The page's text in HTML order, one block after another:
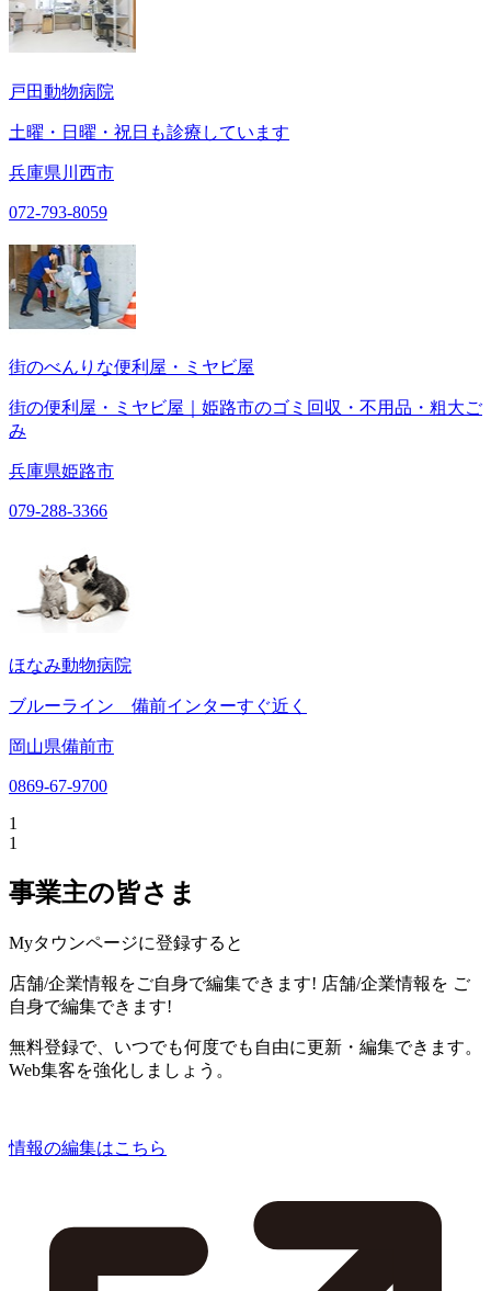
戸田動物病院
土曜・日曜・祝日も診療しています
兵庫県川西市
072-793-8059
街のべんりな便利屋・ミヤビ屋
街の便利屋・ミヤビ屋｜姫路市のゴミ回収・不用品・粗大ご
み
兵庫県姫路市
079-288-3366
ほなみ動物病院
ブルーライン 備前インターすぐ近く
岡山県備前市
0869-67-9700
1
1
事業主の皆さま
Myタウンページに登録すると
店舗/企業情報をご自身で編集できます! 店舗/企業情報を ご
自身で編集できます!
無料登録で、いつでも何度でも自由に更新・編集できます。
Web集客を強化しましょう。
情報の編集はこちら